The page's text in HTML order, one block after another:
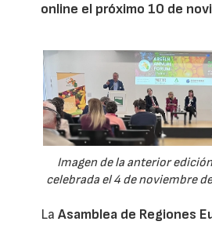
online el próximo 10 de
Imagen de la anterior
celebrada el 4 de noviembre
LaAsamblea de Regiones